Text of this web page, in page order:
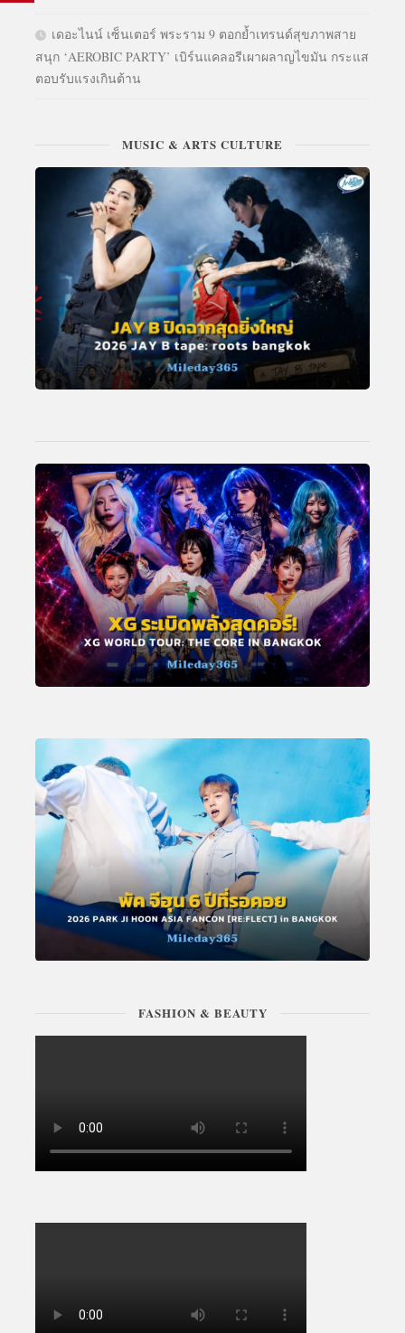
เดอะไนน์ เซ็นเตอร์ พระราม 9 ตอกย้ำเทรนด์สุขภาพสาย
สนุก ‘AEROBIC PARTY’ เบิร์นแคลอรีเผาผลาญไขมัน กระแส
ตอบรับแรงเกินต้าน
MUSIC & ARTS CULTURE
FASHION & BEAUTY